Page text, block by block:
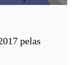
pelas